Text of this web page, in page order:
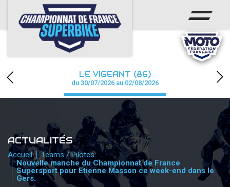
ACCUEIL
CHAMPIONNAT
CALENDRIER
PHOTOS / WEB TV
PARTENAIRES
PRESSE
LE VIGEANT (86)
du 30/07/2026 au 02/08/2026
ACTUALITÉS
Accueil
Teams / Pilotes
Nouvelle manche du Championnat de France
Supersport pour Etienne Masson ce week-end dans le
Gers.